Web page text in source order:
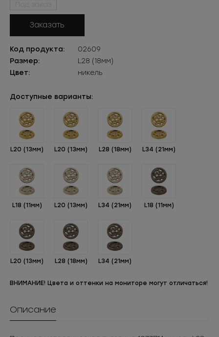
Под заказ
Заказать
Код продукта:
02609
Размер:
L28 (18мм)
Цвет:
никель
Доступные варианты:
L20 (13мм) L20 (13мм) L28 (18мм) L34 (21мм)
L18 (11мм) L20 (13мм) L34 (21мм) L18 (11мм)
L20 (13мм) L28 (18мм) L34 (21мм)
ВНИМАНИЕ! Цвета и оттенки на мониторе могут отличаться!
Описание